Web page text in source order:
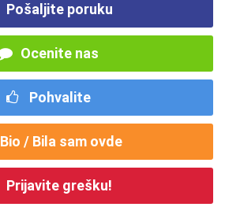
Pošaljite poruku
Ocenite nas
Pohvalite
Bio / Bila sam ovde
Prijavite grešku!